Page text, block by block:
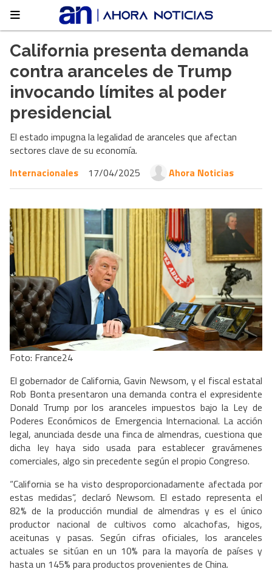
California presenta demanda
contra aranceles de Trump
invocando límites al poder
presidencial
El estado impugna la legalidad de aranceles que afectan
sectores clave de su economía.
Internacionales
17/04/2025 Ahora Noticias
Foto: France24
El gobernador de California, Gavin Newsom, y el fiscal estatal
Rob Bonta presentaron una demanda contra el expresidente
Donald Trump por los aranceles impuestos bajo la Ley de
Poderes Económicos de Emergencia Internacional. La acción
legal, anunciada desde una finca de almendras, cuestiona que
dicha ley haya sido usada para establecer gravámenes
comerciales, algo sin precedente según el propio Congreso.
“California se ha visto desproporcionadamente afectada por
estas medidas”, declaró Newsom. El estado representa el
82% de la producción mundial de almendras y es el único
productor nacional de cultivos como alcachofas, higos,
aceitunas y pasas. Según cifras oficiales, los aranceles
actuales se sitúan en un 10% para la mayoría de países y
hasta un 145% para productos provenientes de China.